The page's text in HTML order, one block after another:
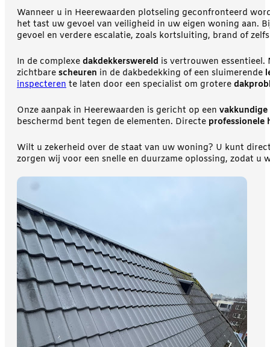
Wanneer u in Heerewaarden plotseling geconfronteerd
het tast uw gevoel van veiligheid in uw eigen woning aan.
gevoel en verdere escalatie, zoals kortsluiting, brand of
In de complexe dakdekkerswereld is vertrouwen
zichtbare scheuren in de dakbedekking of een sluimerende
inspecteren te laten door een specialist om grotere
Onze aanpak in Heerewaarden is gericht op een
beschermd bent tegen de elementen. Directe professionele
Wilt u zekerheid over de staat van uw woning? U kunt
zorgen wij voor een snelle en duurzame oplossing, zodat